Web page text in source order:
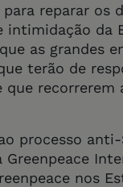
reparar os
intimidação da
as grandes
terão de
recorrerem
processo anti-
Greenpeace
nos